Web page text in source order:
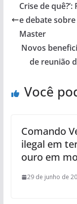
Crise de
e debate
Master
Novos
de reunião
Você
Comando
ilegal em
ouro em
29 de junho de